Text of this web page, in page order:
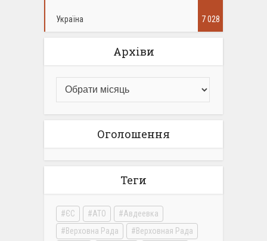
Україна 7 028
Архіви
Оголошення
Теги
ЄС АТО
Авдеевка
Верховна Рада
Верховная Рада